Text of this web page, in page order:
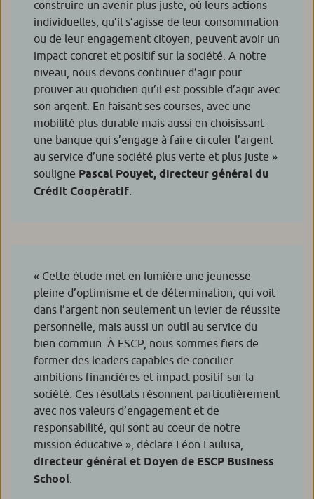
construire un avenir plus juste, où leurs actions
individuelles, qu’il s’agisse de leur consommation
ou de leur engagement citoyen, peuvent avoir un
impact concret et positif sur la société. A notre
niveau, nous devons continuer d’agir pour
prouver au quotidien qu’il est possible d’agir avec
son argent. En faisant ses courses, avec une
mobilité plus durable mais aussi en choisissant
une banque qui s’engage à faire circuler l’argent
au service d’une société plus verte et plus juste »
souligne Pascal Pouyet, directeur général du
Crédit Coopératif
« Cette étude met en lumière une jeunesse
pleine d’optimisme et de détermination, qui voit
dans l’argent non seulement un levier de réussite
personnelle, mais aussi un outil au service du
bien commun. À ESCP, nous sommes fiers de
former des leaders capables de concilier
ambitions financières et impact positif sur la
société. Ces résultats résonnent particulièrement
avec nos valeurs d’engagement et de
responsabilité, qui sont au coeur de notre
mission éducative », déclare Léon Laulusa,
directeur général et Doyen de ESCP Business
School